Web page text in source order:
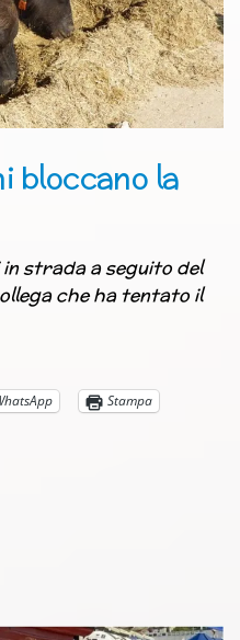
bloccano la
strada a seguito del
che ha tentato il
Stampa